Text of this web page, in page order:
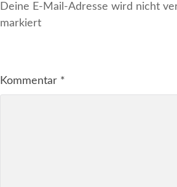
Deine E-Mail-Adresse wird nicht
markiert
Kommentar *